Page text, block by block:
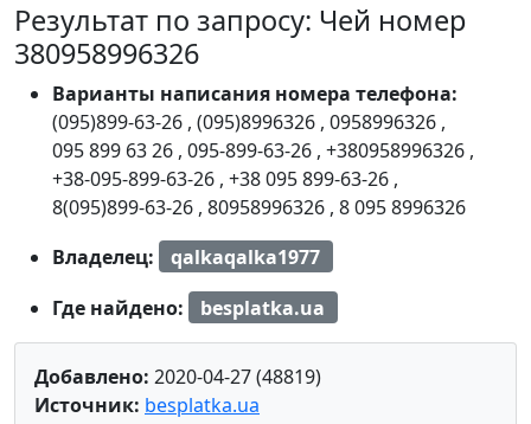
Результат по запросу: Чей номер
380958996326
Варианты написания номера телефона:
(095)899-63-26 , (095)8996326 , 0958996326 ,
095 899 63 26 , 095-899-63-26 , +380958996326 ,
+38-095-899-63-26 , +38 095 899-63-26 ,
8(095)899-63-26 , 80958996326 , 8 095 8996326
Владелец:
qalkaqalka1977
Где найдено:
besplatka.ua
Добавлено: 2020-04-27 (48819)
Источник: besplatka.ua